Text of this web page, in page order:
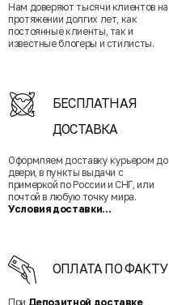
Нам доверяют тысячи клиентов на
протяжении долгих лет, как
постоянные клиенты, так и
известные блогеры и стилисты.
БЕСПЛАТНАЯ
ДОСТАВКА
Оформляем доставку курьером до
двери, в пункты выдачи с
примеркой по России и СНГ, или
почтой в любую точку мира.
Условия доставки...
ОПЛАТА ПО ФАКТУ
При Депозитной доставке